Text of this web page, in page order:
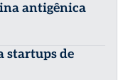
antigênica
startups de